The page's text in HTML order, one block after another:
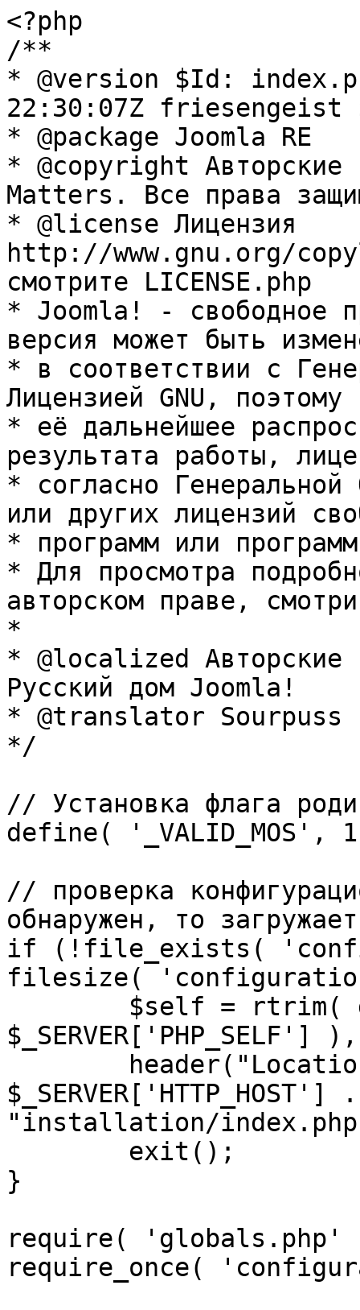
<?php
/**
* @version $Id:
22:30:07Z friesengeist
* @package Joomla RE
* @copyright Авторские
Matters. Все права
* @license Лицензия
http://www.gnu.org/
смотрите LICENSE.php
* Joomla! - свободное
версия может быть
* в соответствии с
Лицензией GNU, поэтому
* её дальнейшее
результата работы,
* согласно Генеральной
или других лицензий
* программ или
* Для просмотра
авторском праве,
*
* @localized Авторские
Русский дом Joomla!
* @translator Sourpuss
*/
// Установка флага
define( '_VALID_MOS',
// проверка
обнаружен, то
if (!file_exists(
filesize(
"installation/
}
require(
require_once(